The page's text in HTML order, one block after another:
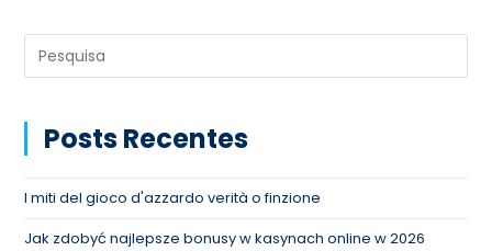
Posts Recentes
I miti del gioco d'azzardo verità o finzione
Jak zdobyć najlepsze bonusy w kasynach online w 2026